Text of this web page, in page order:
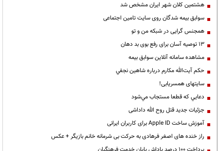
هشتمین کلان شهر ایران مشخص شد
سوابق بیمه شدگان روی سایت تامین اجتماعی
همجنس گرایی در شبکه من و تو
13 توصیه آسان برای رفع بوی بد دهان
مشاهده سامانه آنلاين سوابق بیمه
حكم آيت‌الله مكارم درباره شاهين نجفي
سایتهای همسریابی!
دعايي كه قطعا مستجاب مي‌شود
جزئیات جدید قتل روح الله داداشی
آموزش ساخت Apple ID برای کاربران ایرانی
راز خنده های اصغر فرهادی به حرکت بی شرمانه خانم بازیگر + عکس